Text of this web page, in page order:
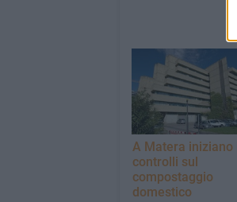
A Matera iniziano
controlli sul
compostaggio
domestico